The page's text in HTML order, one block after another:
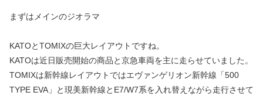
まずはメインのジオラマ
KATOとTOMIXの巨大レイアウトですね。
KATOは近日販売開始の商品と京急車両を主に走らせていました。
TOMIXは新幹線レイアウトではエヴァンゲリオン新幹線「500
TYPE EVA」と現美新幹線とE7/W7系を入れ替えながら走行させて